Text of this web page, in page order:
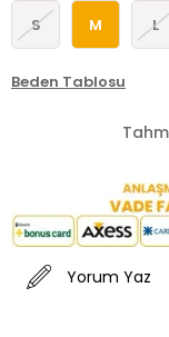
S M L
Beden Tablosu
Yorum Yaz